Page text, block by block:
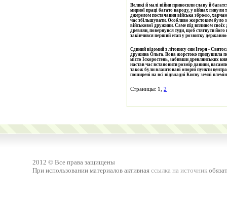
Великі й малі війни приносили славу й
мирної праці багато народу, у війнах
джерелом постачання війська зброєю,
час збільшувати. Особливо жорстоким було
військової дружини. Саме під впливом
древлян, повернувся туди, щоб стягнути
закінчився перший етап у розвитку
Єдиний відомий з літопису син Ігоря -
дружина Ольга. Вона жорстоко придушила
місто Іскоростень, забивши древлянських
настав час встановити розмір данини,
також були влаштовані опорні пункти центральної влади на місцях, адміністративна ж і судова системи
поширені на всі підвладні Києву землі
Страницы: 1, 2
2012 © Все права защищены
При использовании материалов активная ссылка на источник